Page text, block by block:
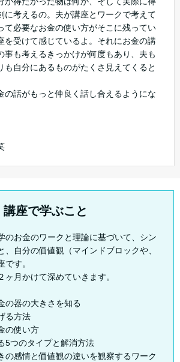
に考えるの。夫が講座とワークで考えて
て必要なお金の使い方がそこに残ってい
を受けて感じているよ。それにお金の講
事も考えるきっかけが何度もあり、夫も
も自分にあるものがたくさ見えてくると
の話がもっと仲良く話し合えるようにな
講座で学ぶこと
のお金のワークと理論に基づいて、シン
、自分の価値観（マインドブロックや、
す。
ヶ月かけて深めていきます。
の器の大きさを知る
る方法
の使い方
5つのタイプと解消方法
の感情と価値観の違いを観察するワーク